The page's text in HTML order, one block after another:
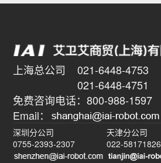
上海总公司 021-6448-4753
021-6448-4751
免费咨询电话：800-988-1597
Email：
深圳分公司
0755-2393-2307
天津分公司
022-58171826